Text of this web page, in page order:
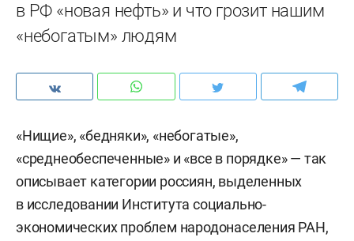
в РФ «новая нефть» и что грозит нашим
«небогатым» людям
«Нищие», «бедняки», «небогатые»,
«среднеобеспеченные» и «все в порядке» — так
описывает категории россиян, выделенных
в исследовании Института социально-
экономических проблем народонаселения РАН,